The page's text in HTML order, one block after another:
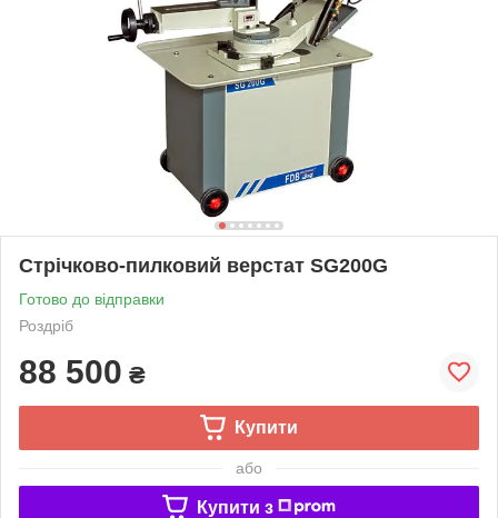
Стрічково-пилковий верстат SG200G
Готово до відправки
Роздріб
88 500 ₴
Купити
або
Купити з